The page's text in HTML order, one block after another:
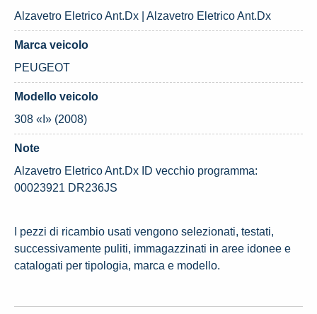
Alzavetro Eletrico Ant.Dx | Alzavetro Eletrico Ant.Dx
Marca veicolo
PEUGEOT
Modello veicolo
308 «I» (2008)
Note
Alzavetro Eletrico Ant.Dx ID vecchio programma:
00023921 DR236JS
I pezzi di ricambio usati vengono selezionati, testati,
successivamente puliti, immagazzinati in aree idonee e
catalogati per tipologia, marca e modello.